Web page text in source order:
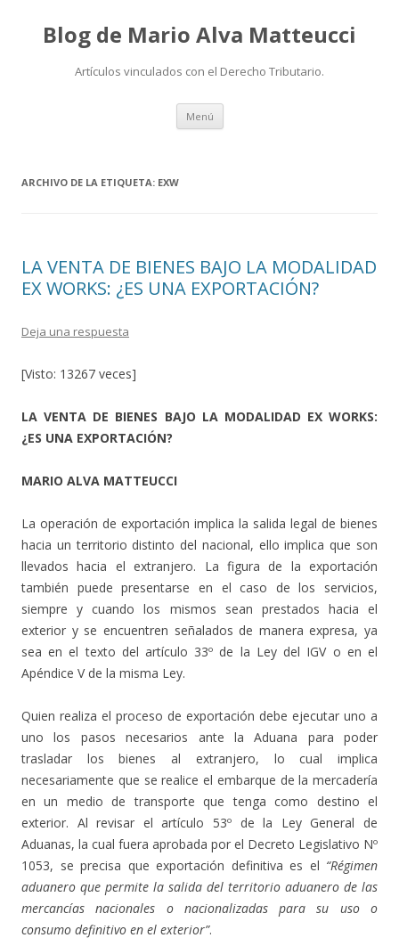
Blog de Mario Alva Matteucci
Artículos vinculados con el Derecho Tributario.
Menú Ir
contenido
ARCHIVO DE LA ETIQUETA: EXW
LA VENTA DE BIENES BAJO LA MODALIDAD
EX WORKS: ¿ES UNA EXPORTACIÓN?
Deja una respuesta
[Visto: 13267 veces]
LA VENTA DE BIENES BAJO LA MODALIDAD EX WORKS:
¿ES UNA EXPORTACIÓN?
MARIO ALVA MATTEUCCI
La operación de exportación implica la salida legal de bienes
hacia un territorio distinto del nacional, ello implica que son
llevados hacia el extranjero. La figura de la exportación
también puede presentarse en el caso de los servicios,
siempre y cuando los mismos sean prestados hacia el
exterior y se encuentren señalados de manera expresa, ya
sea en el texto del artículo 33º de la Ley del IGV o en el
Apéndice V de la misma Ley.
Quien realiza el proceso de exportación debe ejecutar uno a
uno los pasos necesarios ante la Aduana para poder
trasladar los bienes al extranjero, lo cual implica
necesariamente que se realice el embarque de la mercadería
en un medio de transporte que tenga como destino el
exterior. Al revisar el artículo 53º de la Ley General de
Aduanas, la cual fuera aprobada por el Decreto Legislativo Nº
1053, se precisa que exportación definitiva es el “Régimen
aduanero que permite la salida del territorio aduanero de las
mercancías nacionales o nacionalizadas para su uso o
consumo definitivo en el exterior”.